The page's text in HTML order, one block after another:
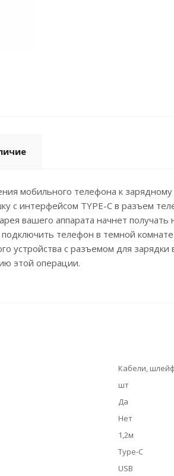
мобильного телефона к
c интерфейсом TYPE-C в разъем
вашего аппарата начнет
телефон в темной
устройства с разъемом для
этой операции.
Кабели,
шт
Да
Нет
1,2м
Type-C
USB